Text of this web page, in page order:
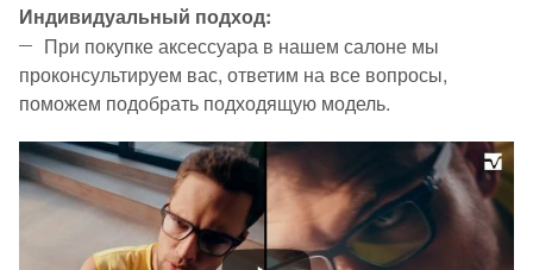
Индивидуальный подход:
При покупке аксессуара в нашем салоне мы
проконсультируем вас, ответим на все вопросы,
поможем подобрать подходящую модель.